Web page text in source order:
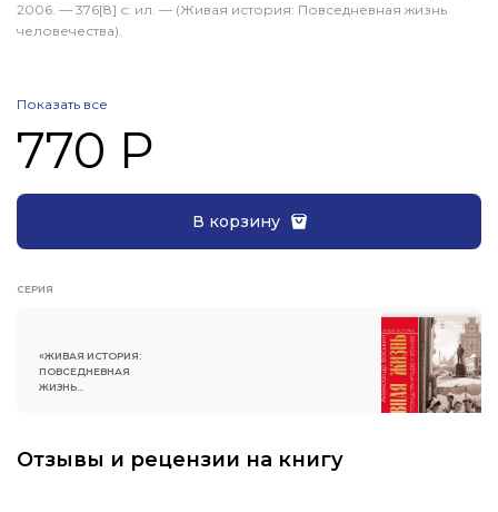
Большая часть эмигрантов вернулась впоследствии
на Родину, но мало у кого из них жизнь сложилась здесь
попали в сталинские лагеря и там погибли. Жизнь
и судьба «русского» Китая — это совершенно особая
страница истории русского зарубежья. В книге
2006. — 376[8] с: ил. — (Живая исто­рия: Повседневная жизнь
человечества).
Показать все
770 Р
В корзину
СЕРИЯ
«ЖИВАЯ ИСТОРИЯ:
ПОВСЕДНЕВНАЯ
ЖИЗНЬ
Отзывы и рецензии на книгу